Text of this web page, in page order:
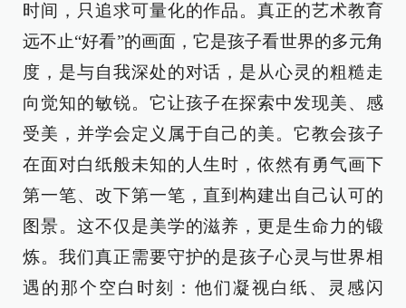
时间，只追求可量化的作品。真正的艺术教育
远不止“好看”的画面，它是孩子看世界的多元角
度，是与自我深处的对话，是从心灵的粗糙走
向觉知的敏锐。它让孩子在探索中发现美、感
受美，并学会定义属于自己的美。它教会孩子
在面对白纸般未知的人生时，依然有勇气画下
第一笔、改下第一笔，直到构建出自己认可的
图景。这不仅是美学的滋养，更是生命力的锻
炼。我们真正需要守护的是孩子心灵与世界相
遇的那个空白时刻：他们凝视白纸、灵感闪